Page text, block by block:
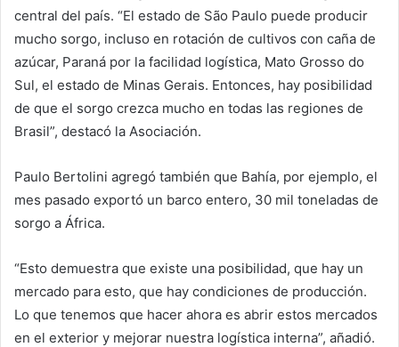
central del país. “El estado de São Paulo puede producir
mucho sorgo, incluso en rotación de cultivos con caña de
azúcar, Paraná por la facilidad logística, Mato Grosso do
Sul, el estado de Minas Gerais. Entonces, hay posibilidad
de que el sorgo crezca mucho en todas las regiones de
Brasil”, destacó la Asociación.
Paulo Bertolini agregó también que Bahía, por ejemplo, el
mes pasado exportó un barco entero, 30 mil toneladas de
sorgo a África.
“Esto demuestra que existe una posibilidad, que hay un
mercado para esto, que hay condiciones de producción.
Lo que tenemos que hacer ahora es abrir estos mercados
en el exterior y mejorar nuestra logística interna”, añadió.